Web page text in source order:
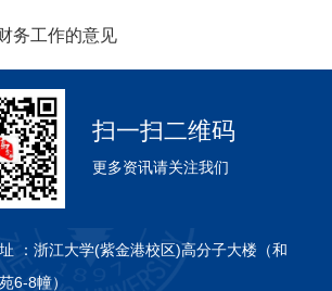
务工作的意见
扫一扫二维码
更多资讯请关注我们
： 浙江大学(紫金港校区)高分子大楼（和
6-8幢）